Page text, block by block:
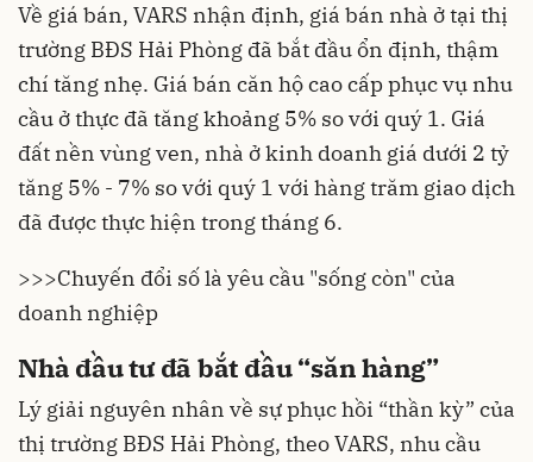
Về giá bán, VARS nhận định, giá bán nhà ở tại thị
trường BĐS Hải Phòng đã bắt đầu ổn định, thậm
chí tăng nhẹ. Giá bán căn hộ cao cấp phục vụ nhu
cầu ở thực đã tăng khoảng 5% so với quý 1. Giá
đất nền vùng ven, nhà ở kinh doanh giá dưới 2 tỷ
tăng 5% - 7% so với quý 1 với hàng trăm giao dịch
đã được thực hiện trong tháng 6.
>>>Chuyến đổi số là yêu cầu "sống còn" của
doanh nghiệp
Nhà đầu tư đã bắt đầu “săn hàng”
Lý giải nguyên nhân về sự phục hồi “thần kỳ” của
thị trường BĐS Hải Phòng, theo VARS, nhu cầu